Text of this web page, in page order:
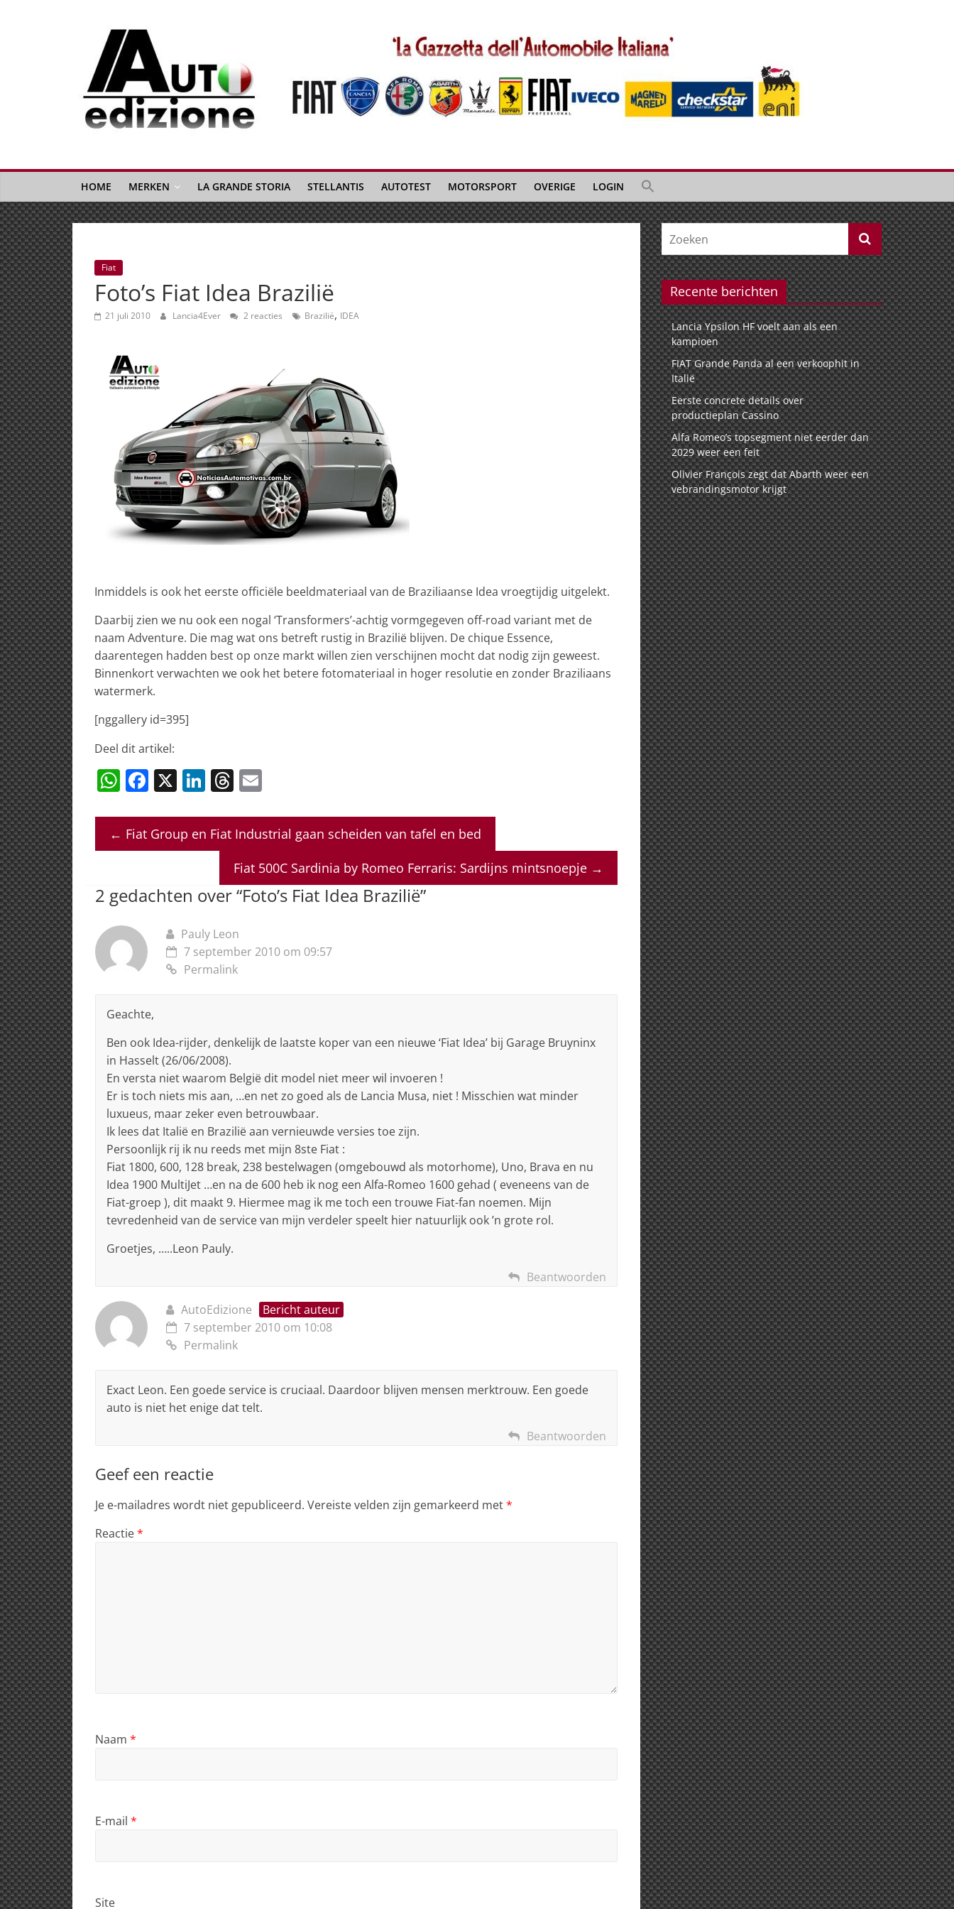
Auto
Edizione
La
Gazetta
dell'Automobile
Italiana
|
Italiaans
autonieuws
&
lifestyle
HOME MERKEN LA GRANDE STORIA STELLANTIS AUTOTEST MOTORSPORT OVERIGE LOGIN
Fiat
Foto’s Fiat Idea Brazilië
21 juli 2010 Lancia4Ever 2 reacties Brazilië, IDEA
Inmiddels is ook het eerste officiële beeldmateriaal van de Braziliaanse Idea vroegtijdig uitgelekt.
Daarbij zien we nu ook een nogal ‘Transformers’-achtig vormgegeven off-road variant met de
naam Adventure. Die mag wat ons betreft rustig in Brazilië blijven. De chique Essence,
daarentegen hadden best op onze markt willen zien verschijnen mocht dat nodig zijn geweest.
Binnenkort verwachten we ook het betere fotomateriaal in hoger resolutie en zonder Braziliaans
watermerk.
[nggallery id=395]
Deel dit artikel:
W
at
s
p
F
c
e
o
X Li
k
e
n
T
re
a
d
s
ai
l
← Fiat Group en Fiat Industrial gaan scheiden van tafel en bed
Fiat 500C Sardinia by Romeo Ferraris: Sardijns mintsnoepje →
2 gedachten over “Foto’s Fiat Idea Brazilië”
Pauly Leon
7 september 2010 om 09:57
Permalink
Geachte,
Ben ook Idea-rijder, denkelijk de laatste koper van een nieuwe ‘Fiat Idea’ bij Garage Bruyninx
in Hasselt (26/06/2008).
En versta niet waarom België dit model niet meer wil invoeren !
Er is toch niets mis aan, …en net zo goed als de Lancia Musa, niet ! Misschien wat minder
luxueus, maar zeker even betrouwbaar.
Ik lees dat Italië en Brazilië aan vernieuwde versies toe zijn.
Persoonlijk rij ik nu reeds met mijn 8ste Fiat :
Fiat 1800, 600, 128 break, 238 bestelwagen (omgebouwd als motorhome), Uno, Brava en nu
Idea 1900 MultiJet …en na de 600 heb ik nog een Alfa-Romeo 1600 gehad ( eveneens van de
Fiat-groep ), dit maakt 9. Hiermee mag ik me toch een trouwe Fiat-fan noemen. Mijn
tevredenheid van de service van mijn verdeler speelt hier natuurlijk ook ’n grote rol.
Groetjes, …..Leon Pauly.
Beantwoorden
AutoEdizione
Bericht auteur
7 september 2010 om 10:08
Permalink
Exact Leon. Een goede service is cruciaal. Daardoor blijven mensen merktrouw. Een goede
auto is niet het enige dat telt.
Beantwoorden
Geef een reactie
Je e-mailadres wordt niet gepubliceerd. Vereiste velden zijn gemarkeerd met*
Reactie*
Naam *
E-mail *
Site
Recente berichten
Lancia Ypsilon HF voelt aan als een
kampioen
FIAT Grande Panda al een verkoophit in
Italië
Eerste concrete details over
productieplan Cassino
Alfa Romeo’s topsegment niet eerder dan
2029 weer een feit
Olivier François zegt dat Abarth weer een
vebrandingsmotor krijgt